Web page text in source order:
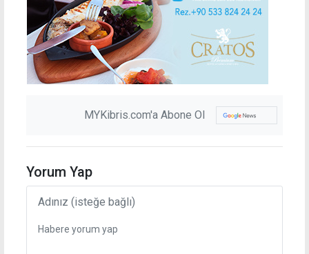
MYKibris.com'a Abone Ol
Yorum Yap